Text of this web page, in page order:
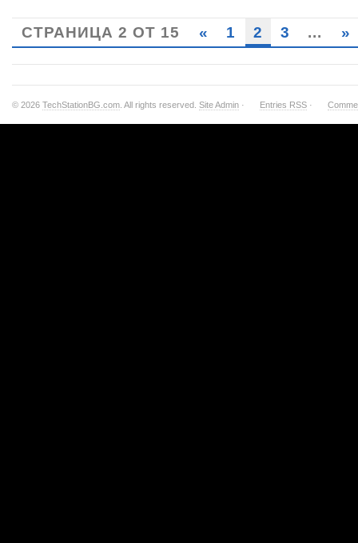
СТРАНИЦА 2 ОТ 15 « 1 2 3 ... »
© 2026 TechStationBG.com . All rights reserved. Site Admin · Entries RSS ·